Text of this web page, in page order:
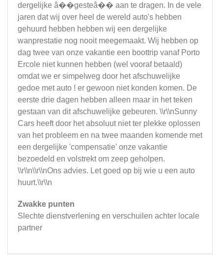
dergelijke â��gesteâ�� aan te dragen. In de vele
jaren dat wij over heel de wereld auto's hebben
gehuurd hebben hebben wij een dergelijke
wanprestatie nog nooit meegemaakt. Wij hebben op
dag twee van onze vakantie een boottrip vanaf Porto
Ercole niet kunnen hebben (wel vooraf betaald)
omdat we er simpelweg door het afschuwelijke
gedoe met auto ! er gewoon niet konden komen. De
eerste drie dagen hebben alleen maar in het teken
gestaan van dit afschuwelijke gebeuren. \\r\\nSunny
Cars heeft door het absoluut niet ter plekke oplossen
van het probleem en na twee maanden komende met
een dergelijke 'compensatie' onze vakantie
bezoedeld en volstrekt om zeep geholpen.
\\r\\n\\r\\nOns advies. Let goed op bij wie u een auto
huurt.\\r\\n
Zwakke punten
Slechte dienstverlening en verschuilen achter locale
partner